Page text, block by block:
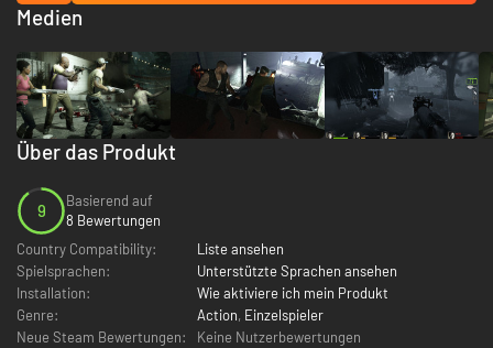
Über das Produkt
9
Basierend auf
8 Bewertungen
Country Compatibility:
Liste ansehen
Spielsprachen:
Unterstützte Sprachen ansehen
Installation:
Wie aktiviere ich mein Produkt
Genre:
Action, Einzelspieler
Neue Steam Bewertungen:
Keine Nutzerbewertungen
Medien